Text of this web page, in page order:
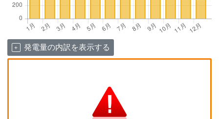
発電量の内訳を表示する